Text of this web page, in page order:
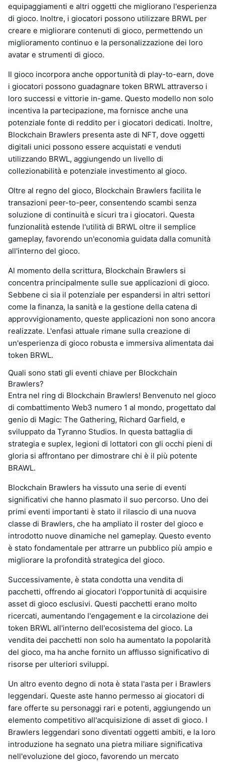
equipaggiamenti e altri oggetti che migliorano l'esperienza
di gioco. Inoltre, i giocatori possono utilizzare BRWL per
creare e migliorare contenuti di gioco, permettendo un
miglioramento continuo e la personalizzazione dei loro
avatar e strumenti di gioco.
Il gioco incorpora anche opportunità di play-to-earn, dove
i giocatori possono guadagnare token BRWL attraverso i
loro successi e vittorie in-game. Questo modello non solo
incentiva la partecipazione, ma fornisce anche una
potenziale fonte di reddito per i giocatori dedicati. Inoltre,
Blockchain Brawlers presenta aste di NFT, dove oggetti
digitali unici possono essere acquistati e venduti
utilizzando BRWL, aggiungendo un livello di
collezionabilità e potenziale investimento al gioco.
Oltre al regno del gioco, Blockchain Brawlers facilita le
transazioni peer-to-peer, consentendo scambi senza
soluzione di continuità e sicuri tra i giocatori. Questa
funzionalità estende l'utilità di BRWL oltre il semplice
gameplay, favorendo un'economia guidata dalla comunità
all'interno del gioco.
Al momento della scrittura, Blockchain Brawlers si
concentra principalmente sulle sue applicazioni di gioco.
Sebbene ci sia il potenziale per espandersi in altri settori
come la finanza, la sanità e la gestione della catena di
approvvigionamento, queste applicazioni non sono ancora
realizzate. L'enfasi attuale rimane sulla creazione di
un'esperienza di gioco robusta e immersiva alimentata dai
token BRWL.
Quali sono stati gli eventi chiave per Blockchain
Brawlers?
Entra nel ring di Blockchain Brawlers! Benvenuto nel gioco
di combattimento Web3 numero 1 al mondo, progettato dal
genio di Magic: The Gathering, Richard Garfield, e
sviluppato da Tyranno Studios. In questa battaglia di
strategia e suplex, legioni di lottatori con gli occhi pieni di
gloria si affrontano per dimostrare chi è il più potente
BRAWL.
Blockchain Brawlers ha vissuto una serie di eventi
significativi che hanno plasmato il suo percorso. Uno dei
primi eventi importanti è stato il rilascio di una nuova
classe di Brawlers, che ha ampliato il roster del gioco e
introdotto nuove dinamiche nel gameplay. Questo evento
è stato fondamentale per attrarre un pubblico più ampio e
migliorare la profondità strategica del gioco.
Successivamente, è stata condotta una vendita di
pacchetti, offrendo ai giocatori l'opportunità di acquisire
asset di gioco esclusivi. Questi pacchetti erano molto
ricercati, aumentando l'engagement e la circolazione dei
token BRWL all'interno dell'ecosistema del gioco. La
vendita dei pacchetti non solo ha aumentato la popolarità
del gioco, ma ha anche fornito un afflusso significativo di
risorse per ulteriori sviluppi.
Un altro evento degno di nota è stata l'asta per i Brawlers
leggendari. Queste aste hanno permesso ai giocatori di
fare offerte su personaggi rari e potenti, aggiungendo un
elemento competitivo all'acquisizione di asset di gioco. I
Brawlers leggendari sono diventati oggetti ambiti, e la loro
introduzione ha segnato una pietra miliare significativa
nell'evoluzione del gioco, favorendo un mercato